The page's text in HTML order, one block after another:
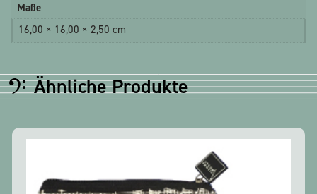
Maße
16,00 × 16,00 × 2,50 cm
Ähnliche Produkte